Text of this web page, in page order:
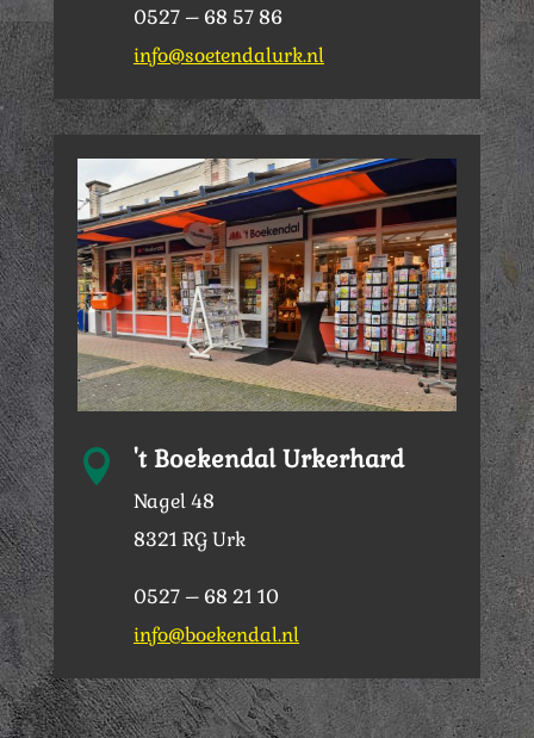
0527 – 68 57 86
info@soetendalurk.nl
 't Boekendal Urkerhard
Nagel 48
8321 RG Urk
0527 – 68 21 10
info@boekendal.nl